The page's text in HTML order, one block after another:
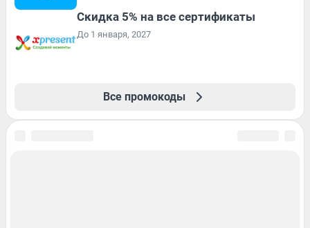
Скидка 5% на все сертификаты
До 1 января, 2027
Все промокоды